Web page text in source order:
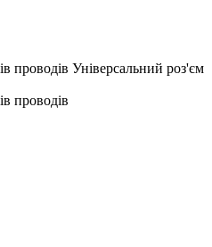
проводів Універсальний роз'єм
проводів